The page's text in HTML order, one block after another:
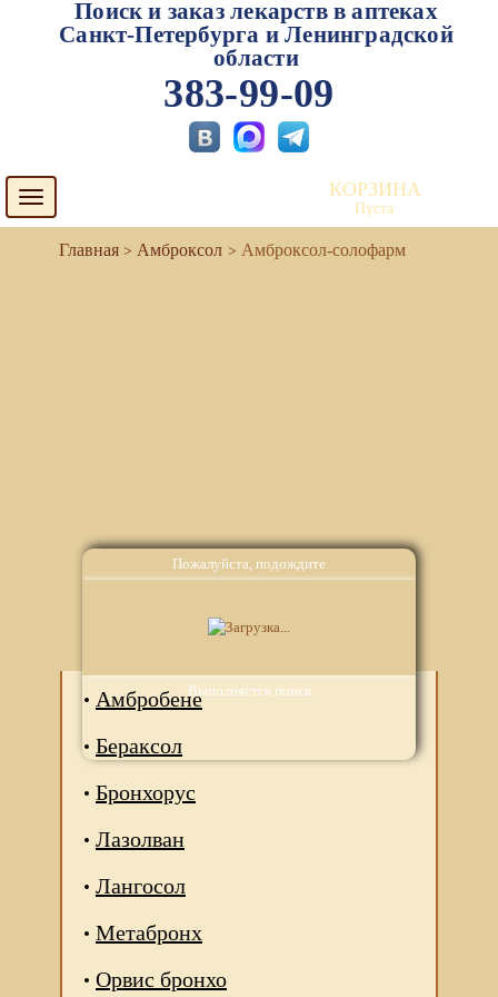
Пожалуйста, подождите
Выполняется поиск
Поиск и заказ лекарств в аптеках
Санкт-Петербурга и Ленинградской
области
383-99-09
Toggle
navigation
КОРЗИНА
Пуста
Амброксол Амброксол-солофарм
Аналоги
Амбробене
Бераксол
Бронхорус
Лазолван
Лангосол
Метабронх
Орвис бронхо